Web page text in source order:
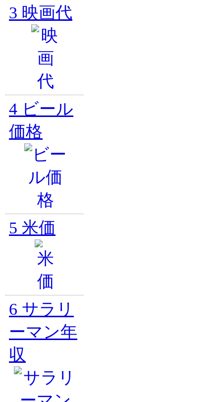
3 映画代
4 ビール
価格
5 米価
6 サラリ
ーマン年
収